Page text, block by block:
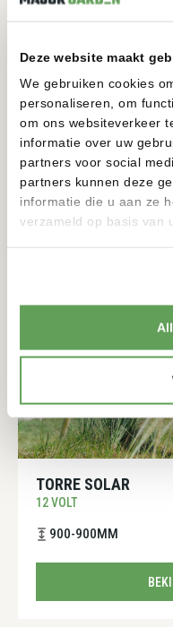
Deze website maakt
We gebruiken cookies
personaliseren, om
om ons websiteverkeer
informatie over uw
partners voor social
partners kunnen deze
informatie die u aan ze
verzameld op basis van
TRONCO
12 VOLT
200-200MM
TORRE SOLAR
12 VOLT
900-900MM